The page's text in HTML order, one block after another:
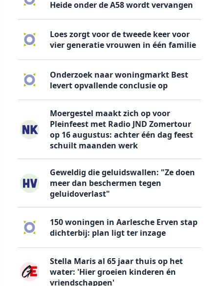
Heide onder de A58 wordt vervangen
Loes zorgt voor de tweede keer voor
vier generatie vrouwen in één familie
Onderzoek naar woningmarkt Best
levert opvallende conclusie op
Moergestel maakt zich op voor
Pleinfeest met Radio JND Zomertour
op 16 augustus: achter één dag feest
schuilt maanden werk
Geweldig die geluidswallen: "Ze doen
meer dan beschermen tegen
geluidoverlast"
150 woningen in Aarlesche Erven stap
dichterbij: plan ligt ter inzage
Stella Maris al 65 jaar thuis op het
water: 'Hier groeien kinderen én
vriendschappen'